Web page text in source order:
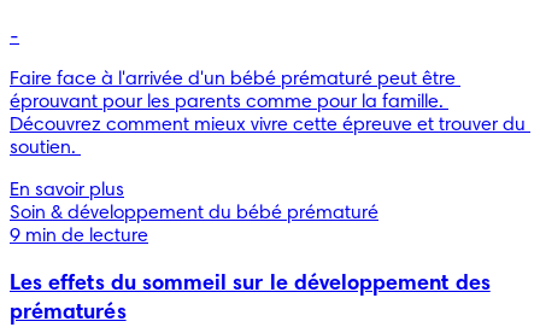
-
Faire face à l'arrivée d'un bébé prématuré peut être
éprouvant pour les parents comme pour la famille.
Découvrez comment mieux vivre cette épreuve et trouver du
soutien.
En savoir plus
Soin & développement du bébé prématuré
9 min de lecture
Les effets du sommeil sur le développement des
prématurés